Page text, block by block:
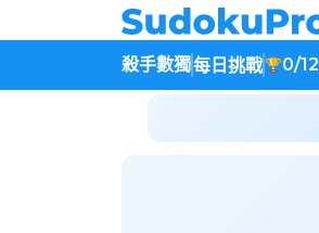
殺手數獨每日挑戰 0/12